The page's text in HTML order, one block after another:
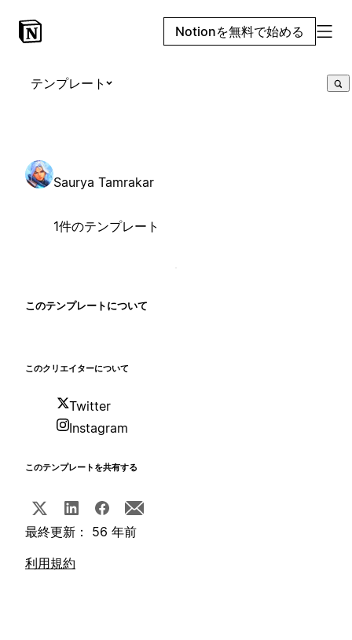
Notionを無料で始める
テンプレート
Saurya Tamrakar
1件のテンプレート
このテンプレートについて
このクリエイターについて
Twitter
Instagram
このテンプレートを共有する
最終更新： 56 年前
利用規約